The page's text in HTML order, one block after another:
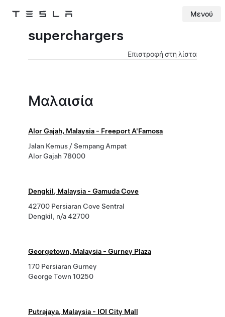
Tesla Μενού
superchargers
Επιστροφή στη λίστα
Μαλαισία
Alor Gajah, Malaysia - Freeport A'Famosa
Jalan Kemus / Sempang Ampat
Alor Gajah 78000
Dengkil, Malaysia - Gamuda Cove
42700 Persiaran Cove Sentral
Dengkil, n/a 42700
Georgetown, Malaysia - Gurney Plaza
170 Persiaran Gurney
George Town 10250
Putrajaya, Malaysia - IOI City Mall